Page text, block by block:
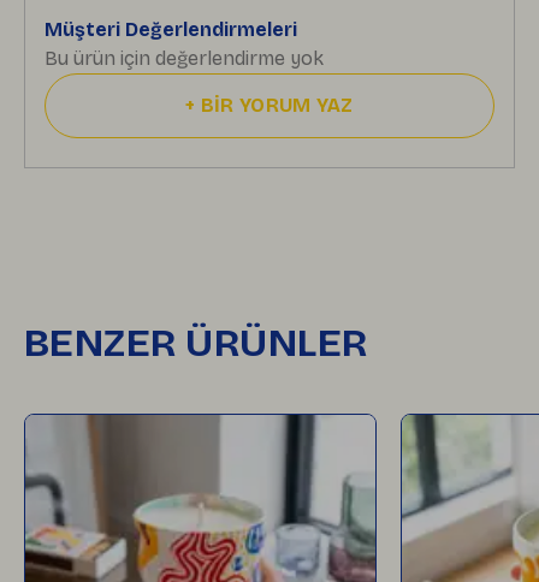
Müşteri Değerlendirmeleri
Bu ürün için değerlendirme yok
+ BİR YORUM YAZ
BENZER ÜRÜNLER